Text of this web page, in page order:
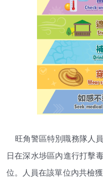
旺角警區特別職務隊人
日在深水埗區內進行打擊
位。人員在該單位內共檢